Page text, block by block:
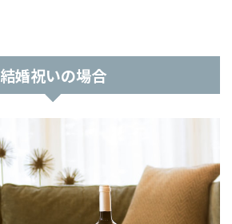
結婚祝いの場合